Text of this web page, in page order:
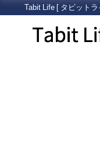
Tabit Life [ タビット